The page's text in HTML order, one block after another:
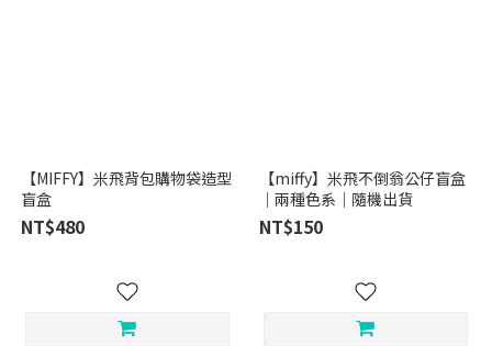
【MIFFY】米飛背包購物袋造型
盲盒
NT$480
【miffy】米飛不倒翁公仔盲盒
｜兩種色系｜隨機出貨
NT$150